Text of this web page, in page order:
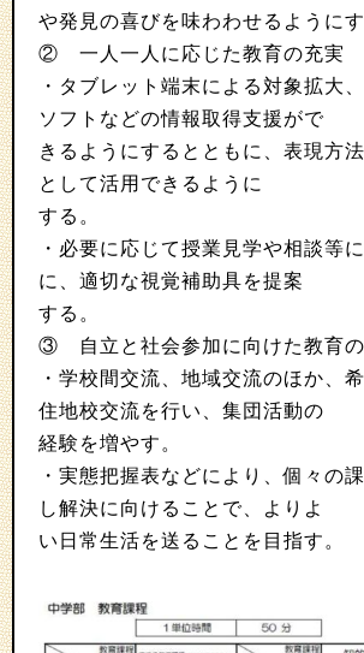
や発見の喜びを味わわせるようにす
② 一人一人に応じた教育の充実
・タブレット端末による対象拡大
ソフトなどの情報取得支援がで
きるようにするとともに、表現方
として活用できるように
する。
・必要に応じて授業見学や相談等
に、適切な視覚補助具を提案
する。
③ 自立と社会参加に向けた教育
・学校間交流、地域交流のほか、
住地校交流を行い、集団活動の
経験を増やす。
・実態把握表などにより、個々の
し解決に向けることで、よりよ
い日常生活を送ることを目指す。